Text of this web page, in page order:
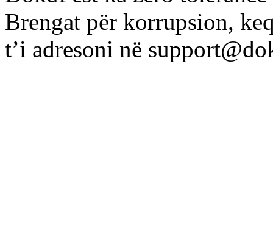
Brengat për korrupsion,
t’i adresoni në